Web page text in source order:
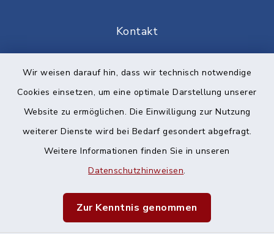
Wir weisen darauf hin, dass wir technisch notwendige
Cookies einsetzen, um eine optimale Darstellung unserer
Website zu ermöglichen. Die Einwilligung zur Nutzung
weiterer Dienste wird bei Bedarf gesondert abgefragt.
Weitere Informationen finden Sie in unseren
Datenschutzhinweisen.
Zur Kenntnis genommen
Kontakt
Datenschutz
Impressum
Sitemap
Cookie-Einstellungen